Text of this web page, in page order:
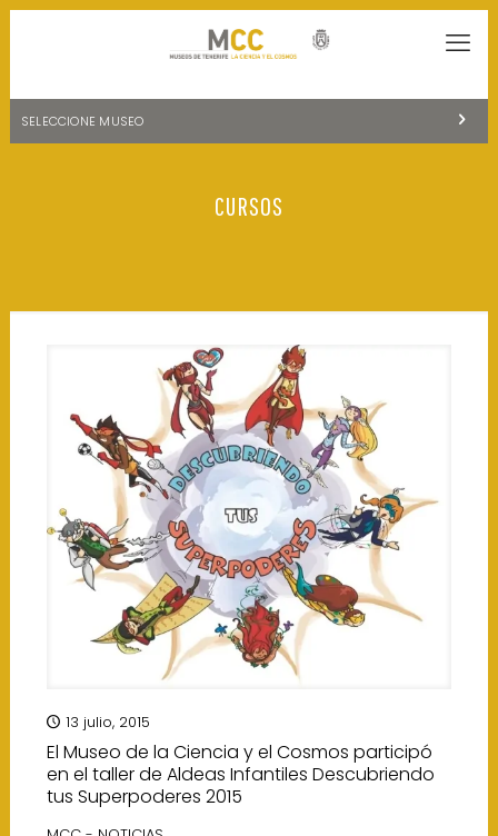
SELECCIONE MUSEO
CENTRO DE DOCUMENTACIÓN DE CANARIAS Y AMÉRICA
CURSOS
13 julio, 2015
El Museo de la Ciencia y el Cosmos participó
en el taller de Aldeas Infantiles Descubriendo
tus Superpoderes 2015